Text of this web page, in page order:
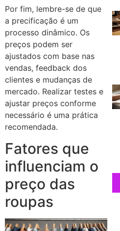
Por fim, lembre-se de que
a precificação é um
processo dinâmico. Os
preços podem ser
ajustados com base nas
vendas, feedback dos
clientes e mudanças de
mercado. Realizar testes e
ajustar preços conforme
necessário é uma prática
recomendada.
Fatores que
influenciam o
preço das
roupas